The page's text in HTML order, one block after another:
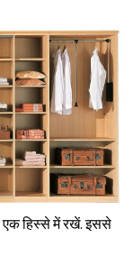
हिस्से में रखें. इससे